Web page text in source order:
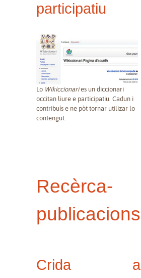
participatiu
Lo Wikiccionaries un diccionari
occitan liure e participatiu. Cadun i
contribuís e ne pòt tornar utilizar lo
contengut.
Recèrca-
publicacions
Crida a